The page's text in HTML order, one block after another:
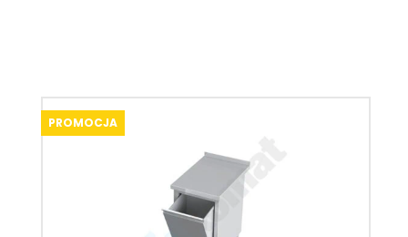
PROMOCJA